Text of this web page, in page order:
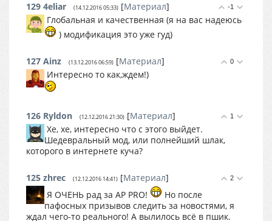
-1
129 4eliar (14.12.2016 05:33) [Материал]
Глобальная и качественная (я на вас надеюсь
) модификация это уже гуд)
0
127 Ainz (13.12.2016 06:59) [Материал]
Интересно то как,ждем!)
1
126 Ryldon (12.12.2016 21:30) [Материал]
Хе, хе, интересно что с этого выйдет.
Шедевральный мод, или полнейший шлак,
которого в интернете куча?
2
125 zhrec (12.12.2016 14:41) [Материал]
Я ОЧЕНЬ рад за AP PRO!
Но после
пафосных призывов следить за новостями, я
ждал чего-то реального! А вылилось всё в пшик.